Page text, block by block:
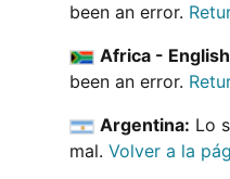
been an error.
Africa -
been an error.
Argentina: Lo
mal. Volver a la